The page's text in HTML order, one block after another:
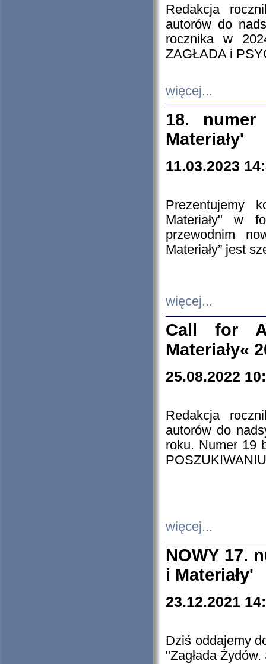
Redakcja
autorów do
rocznika w
ZAGŁADA i
więcej...
18. numer
Materiały'
11.03.2023
Prezentujemy
Materiały" w
przewodnim
Materiały” jest
więcej...
Call for
Materiały«
25.08.2022
Redakcja
autorów do
roku. Numer 19
więcej...
NOWY 17.
i Materiały'
23.12.2021
Dziś oddajemy
"Zagłada